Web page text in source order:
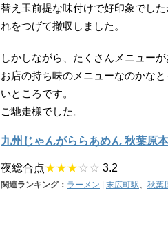
替え玉前提な味付けで好印象でし
れをつげて撤収しました。
しかしながら、たくさんメニュー
お店の持ち味のメニューなのかな
いところです。
ご馳走様でした。
九州じゃんがららあめん 秋葉原
夜総合点★★★☆☆ 3.2
関連ランキング： ラーメン | 末広町駅、 秋葉